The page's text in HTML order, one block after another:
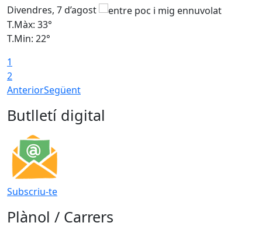
Divendres, 7 d’agost
T.Màx: 33°
T.Min: 22°
1
2
AnteriorSegüent
Butlletí digital
Subscriu-te
Plànol / Carrers